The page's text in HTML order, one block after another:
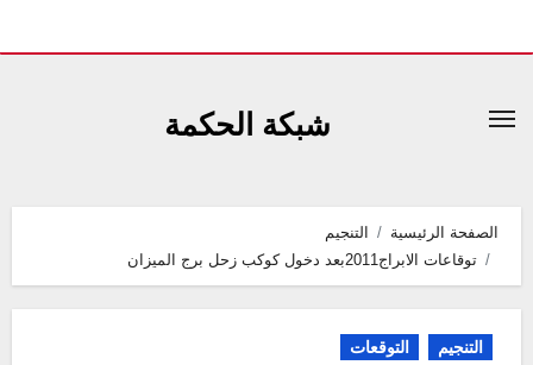
شبكة الحكمة
الصفحة الرئيسية
التنجيم
توقاعات الابراج2011بعد دخول كوكب زحل برج الميزان
التنجيم التوقعات